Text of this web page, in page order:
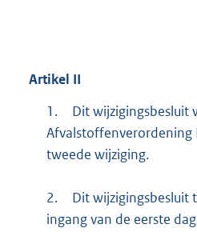
Artikel II
1.
Dit wijzigingsbesluit
tweede wijziging.
2.
Dit wijzigingsbesluit
ingang van de eerste